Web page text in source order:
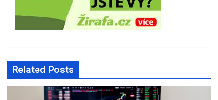
Related Posts